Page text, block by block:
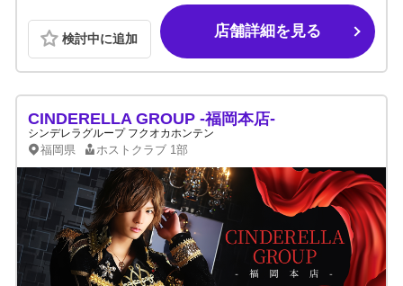
検討中に追加 店舗詳細を見る
CINDERELLA GROUP -福岡本店-
シンデレラグループ フクオカホンテン
福岡県 ホストクラブ 1部